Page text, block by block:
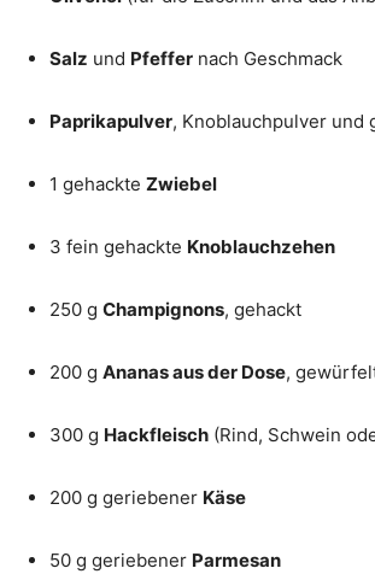
Salz und Pfeffer nach Geschmack
Paprikapulver, Knoblauchpulver und
1 gehackte Zwiebel
3 fein gehackte Knoblauchzehen
250 g Champignons, gehackt
200 g Ananas aus der Dose,
300 g Hackfleisch (Rind, Schwein
200 g geriebener Käse
50 g geriebener Parmesan